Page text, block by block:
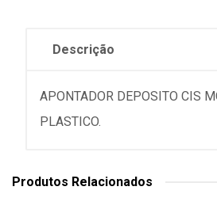
Descrição
APONTADOR DEPOSITO CIS
PLASTICO.
Produtos Relacionados